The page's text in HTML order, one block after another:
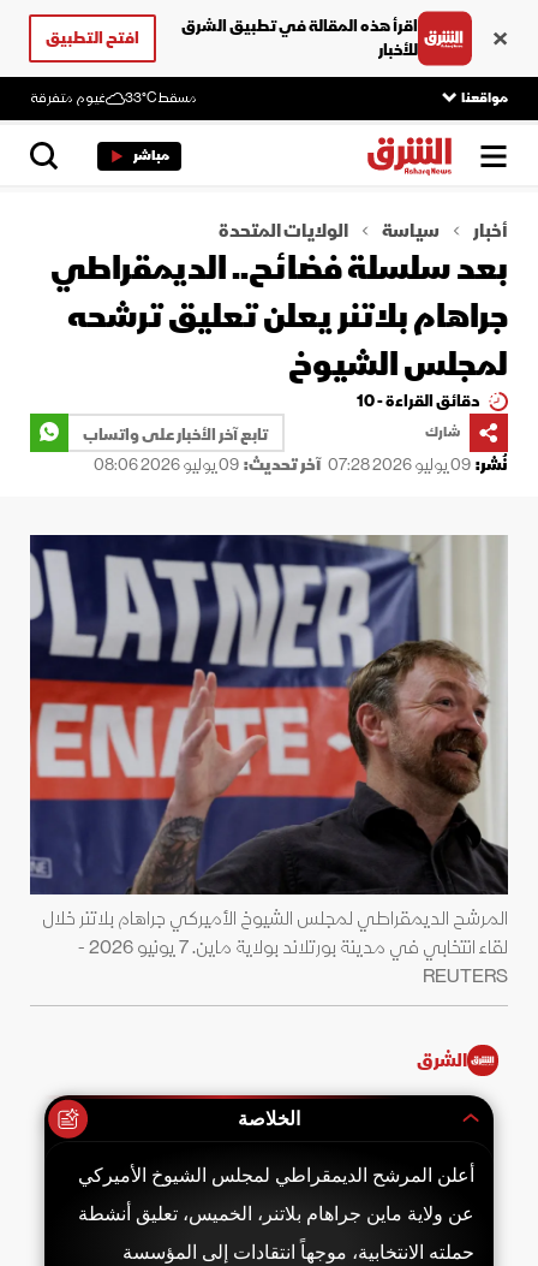
اقرأ هذه المقالة في تطبيق الشرق
للأخبار
افتح التطبيق
مواقعنا مسقط33°C غيوم متفرقة
مباشر
أخبار سياسة الولايات المتحدة
بعد سلسلة فضائح.. الديمقراطي
جراهام بلاتنر يعلن تعليق ترشحه
لمجلس الشيوخ
دقائق القراءة - 10
شارك
تابع آخر الأخبار على واتساب
نُشر:09 يوليو 2026 07:28 آخر تحديث:09 يوليو 2026 08:06
المرشح الديمقراطي لمجلس الشيوخ الأميركي جراهام بلاتنر خلال
لقاء انتخابي في مدينة بورتلاند بولاية ماين. 7 يونيو 2026 -
REUTERS
الشرق
الخلاصة
أعلن المرشح الديمقراطي لمجلس الشيوخ الأميركي
عن ولاية ماين جراهام بلاتنر، الخميس، تعليق أنشطة
حملته الانتخابية، موجهاً انتقادات إلى المؤسسة